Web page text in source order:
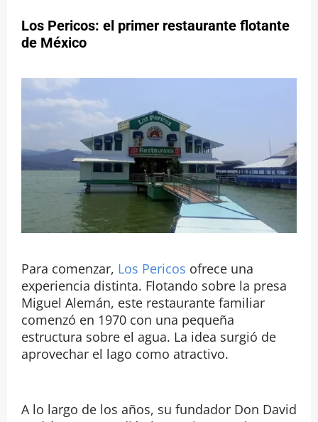
Los Pericos: el primer restaurante flotante
de México
Para comenzar, Los Pericos ofrece una
experiencia distinta. Flotando sobre la presa
Miguel Alemán, este restaurante familiar
comenzó en 1970 con una pequeña
estructura sobre el agua. La idea surgió de
aprovechar el lago como atractivo.
A lo largo de los años, su fundador Don David